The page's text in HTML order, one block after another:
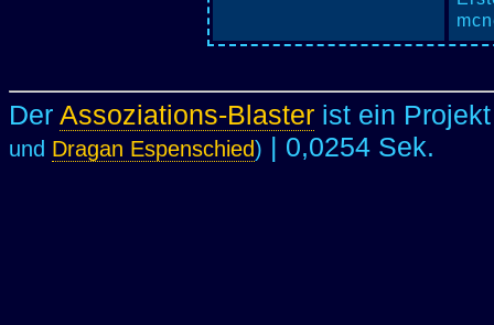
Der Assoziations-Blaster ist ein
und Dragan Espenschied) | 0,0254 Sek.